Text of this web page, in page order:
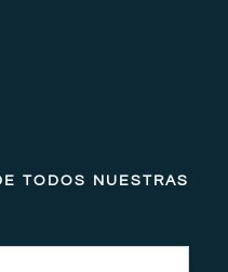
TODOS NUESTRAS